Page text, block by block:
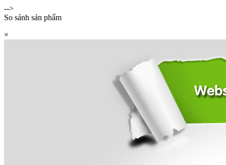
-->
So sánh sản phẩm
×